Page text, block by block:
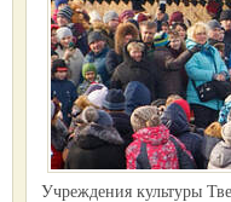
Учреждения культуры